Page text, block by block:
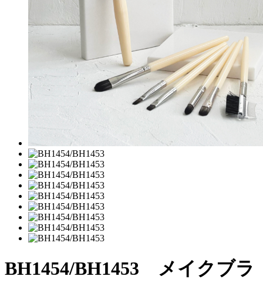
BH1454/BH1453 メイクブラ